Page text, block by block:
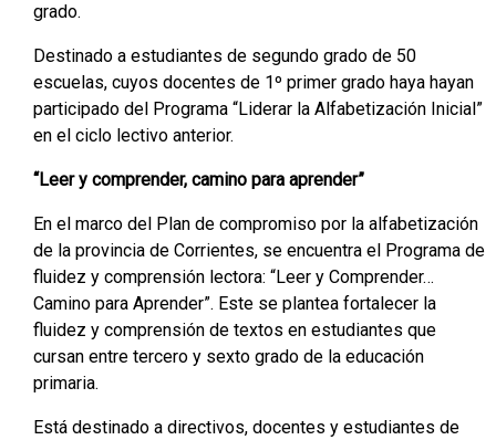
grado.
Destinado a estudiantes de segundo grado de 50
escuelas, cuyos docentes de 1º primer grado haya hayan
participado del Programa “Liderar la Alfabetización Inicial”
en el ciclo lectivo anterior.
“Leer y comprender, camino para aprender”
En el marco del Plan de compromiso por la alfabetización
de la provincia de Corrientes, se encuentra el Programa de
fluidez y comprensión lectora: “Leer y Comprender…
Camino para Aprender”. Este se plantea fortalecer la
fluidez y comprensión de textos en estudiantes que
cursan entre tercero y sexto grado de la educación
primaria.
Está destinado a directivos, docentes y estudiantes de